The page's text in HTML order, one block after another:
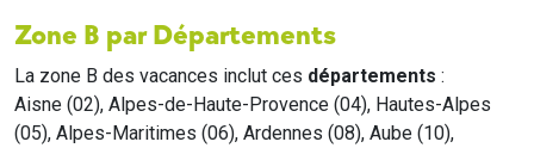
Zone B par Départements
La zone B des vacances inclut ces départements :
Aisne (02), Alpes-de-Haute-Provence (04), Hautes-Alpes
(05), Alpes-Maritimes (06), Ardennes (08), Aube (10),